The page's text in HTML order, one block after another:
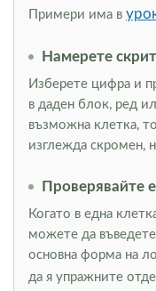
Примери има в
Намерете
Изберете цифра и
в даден блок, ред
възможна клетка,
изглежда скромен,
Проверявайте
Когато в една
можете да
основна форма на
да я упражните